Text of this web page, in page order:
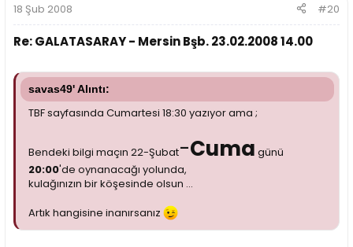
18 Şub 2008 #20
Re: GALATASARAY - Mersin Bşb. 23.02.2008 14.00
savas49' Alıntı:
TBF sayfasında Cumartesi 18:30 yazıyor ama ;
Bendeki bilgi maçın 22-Şubat-Cuma günü
20:00'de oynanacağı yolunda,
kulağınızın bir köşesinde olsun ...
Artık hangisine inanırsanız